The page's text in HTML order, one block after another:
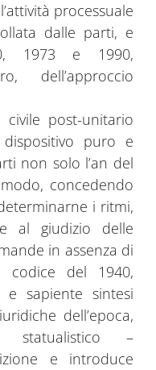
processuale
dalle parti, e
1973 e 1990,
dell’approccio
post-unitario
puro e
non solo l’an del
concedendo
i ritmi,
al giudizio delle
in assenza di
codice del 1940,
e sapiente sintesi
dell’epoca,
statualistico –
e introduce